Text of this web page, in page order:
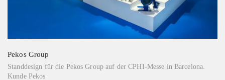
Pekos Group
Standdesign für die Pekos Group auf der CPHI-Messe in Barcelona.
Kunde Pekos